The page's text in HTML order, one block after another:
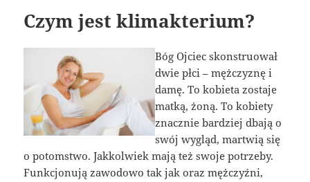
Czym jest klimakterium?
Bóg Ojciec skonstruował
dwie płci – mężczyznę i
damę. To kobieta zostaje
matką, żoną. To kobiety
znacznie bardziej dbają o
swój wygląd, martwią się
o potomstwo. Jakkolwiek mają też swoje potrzeby.
Funkcjonują zawodowo tak jak oraz mężczyźni,